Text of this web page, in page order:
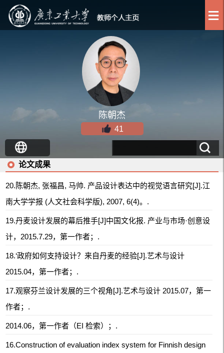
陈朝杰
41
论文成果
20.陈朝杰, 张福昌, 马帅. 产品设计表达中的视觉语言研究[J].江
南大学学报 (人文社会科学版), 2007, 6(4)。.
19.丹麦设计发展的幕后推手[J]中国文化报. 产业与市场·创意设
计，2015.7.29，第一作者；.
18.‘政府如何支持设计？来自丹麦的经验[J].艺术与设计
2015.04，第一作者；.
17.观察芬兰设计发展的三个视角[J].艺术与设计 2015.07，第一
作者；.
2014.06，第一作者（EI 检索）；.
16.Construction of evaluation index system for Finnish design